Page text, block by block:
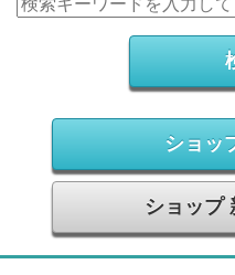
ショッ
ショップ